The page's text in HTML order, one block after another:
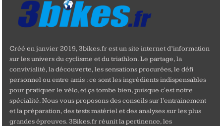
Créé en janvier 2019, 3bikes.fr est un site internet d’information
sur les univers du cyclisme et du triathlon. Le partage, la
convivialité, la découverte, les sensations procurées, le défi
personnel ou entre amis : ce sont les ingrédients indispensables
pour pratiquer le vélo, et ça tombe bien, puisque c'est notre
spécialité. Nous vous proposons des conseils sur l'entrainement
et la préparation, des tests matériel et des analyses sur les plus
grandes épreuves. 3Bikes.fr réunit la pertinence, les